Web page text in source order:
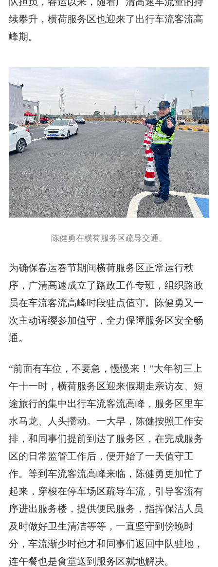
续攀升，横荷服务区也迎来了出行车流客流高
峰期。
陈健勇在横荷服务区疏导交通。
为确保春运春节期间横荷服务区正常运行秩
序，广清高速成立了路政工作专班，组织路政
员在车流客流高峰时段驻点值守。陈健勇又一
次主动请缨参加值守，全力保障服务区安全畅
通。
“前面有车位，不要急，慢慢来！”大年初三上
午十一时，横荷服务区迎来假期走亲访友、短
途旅行的集中出行车流客流高峰，服务区里车
水马龙、人头攒动。一大早，陈健按照工作安
排，和同事们提前到达了服务区，在完成服务
区的日常监管工作后，便开始了一天值守工
作。等到车流客流高峰来临，陈健勇更加忙了
起来，穿梭在停车场区疏导车流，引导客流有
序进出服务楼，提供便民服务，指挥保洁人员
及时做好卫生清洁等等，一直坚守到傍晚时
分，车流渐少时他才和同事们返回中队驻地，
连午餐也是食堂送到服务区就地解决。